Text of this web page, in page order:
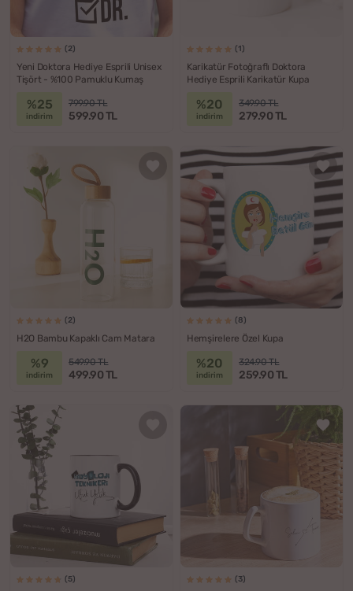
(2)
Yeni Doktora Hediye Esprili Unisex
Tişört - %100 Pamuklu Kumaş
%25
indirim
799.90 TL
599.90 TL
(1)
Karikatür Fotoğraflı Doktora
Hediye Esprili Karikatür Kupa
%20
indirim
349.90 TL
279.90 TL
(2)
H2O Bambu Kapaklı Cam Matara
%9
indirim
549.90 TL
499.90 TL
(8)
Hemşirelere Özel Kupa
%20
indirim
324.90 TL
259.90 TL
(5) (3)